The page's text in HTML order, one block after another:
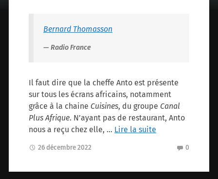
Bernard Thomasson
Radio France
Il faut dire que la cheffe Anto est présente
sur tous les écrans africains, notamment
grâce à la chaine Cuisines, du groupe Canal
Plus Afrique. N’ayant pas de restaurant, Anto
nous a reçu chez elle, … Lire la suite
26 décembre 2022 0